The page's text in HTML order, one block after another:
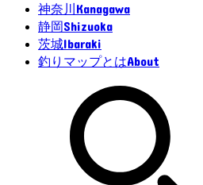
神奈川 Kanagawa
静岡Shizuoka
茨城Ibaraki
釣りマップとはAbout